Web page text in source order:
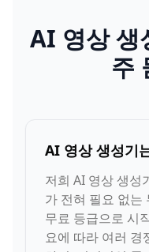
AI 영상
주
AI 영상 생성기
저희 AI 영상 생성
가 전혀 필요 없는
무료 등급으로 시
요에 따라 여러 경